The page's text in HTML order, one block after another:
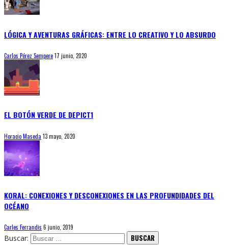
LÓGICA Y AVENTURAS GRÁFICAS: ENTRE LO CREATIVO Y LO ABSURDO
Carlos Pérez Sempere17 junio, 2020
EL BOTÓN VERDE DE DEPICT1
Horacio Maseda 13 mayo, 2020
KORAL: CONEXIONES Y DESCONEXIONES EN LAS PROFUNDIDADES DEL
OCÉANO
Carles Ferrandis 6 junio, 2019
Buscar: